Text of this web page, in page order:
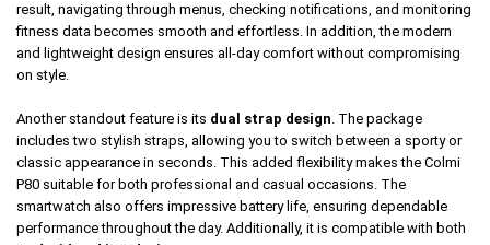
result, navigating through menus, checking notifications, and monitoring
fitness data becomes smooth and effortless. In addition, the modern
and lightweight design ensures all-day comfort without compromising
on style.
Another standout feature is its dual strap design. The package
includes two stylish straps, allowing you to switch between a sporty or
classic appearance in seconds. This added flexibility makes the Colmi
P80 suitable for both professional and casual occasions. The
smartwatch also offers impressive battery life, ensuring dependable
performance throughout the day. Additionally, it is compatible with both